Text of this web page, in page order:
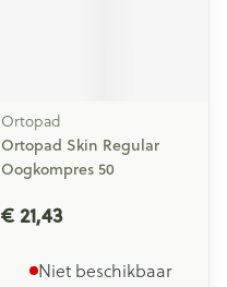
Ortopad
Ortopad Skin Regular
Oogkompres 50
€ 21,43
Niet beschikbaar